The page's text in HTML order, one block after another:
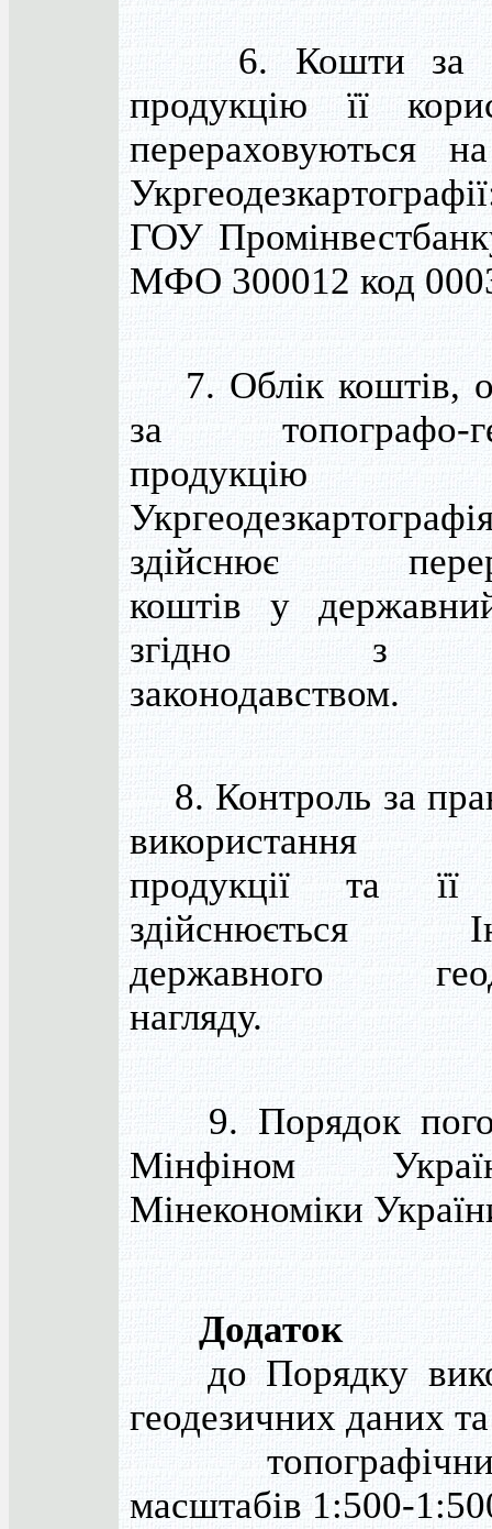
6. Кошти за
продукцію її
перераховуються
ГОУ
МФО 300012 код
7. Облік коштів,
за топографо-
продукцію
здійснює
коштів у
згідно з
законодавством.
8. Контроль за
використання
продукції та її
здійснюється
державного
нагляду.
9. Порядок
Мінфіном
Мінекономіки
Додаток
до Порядку
геодезичних даних та
масштабів 1:500-